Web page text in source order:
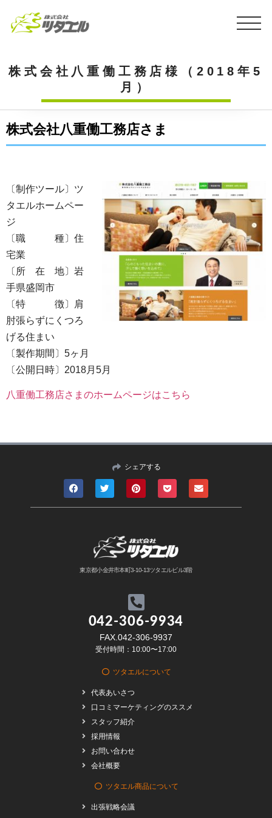
株式会社八重働工務店様（2018年5
月）
株式会社八重働工務店さま
〔制作ツール〕ツ
タエルホームペー
ジ
〔職 種〕住
宅業
〔所 在 地〕岩
手県盛岡市
〔特 徴〕肩
肘張らずにくつろ
げる住まい
〔製作期間〕5ヶ月
〔公開日時〕2018月5月
八重働工務店さまのホームページはこちら
シェアする
東京都小金井市本町3-10-13ツタエルビル3階
042-306-9934
FAX.042-306-9937
受付時間：10:00〜17:00
ツタエルについて
代表あいさつ
口コミマーケティングのススメ
スタッフ紹介
採用情報
お問い合わせ
会社概要
ツタエル商品について
出張戦略会議